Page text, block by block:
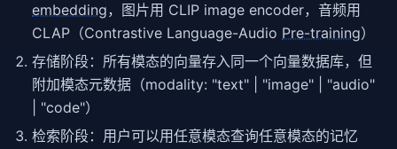
embedding，图片用 CLIP image encoder，音频用
CLAP（Contrastive Language-Audio Pre-training）
存储阶段：所有模态的向量存入同一个向量数据库，但
附加模态元数据（modality: "text" | "image" | "audio"
| "code"）
检索阶段：用户可以用任意模态查询任意模态的记忆